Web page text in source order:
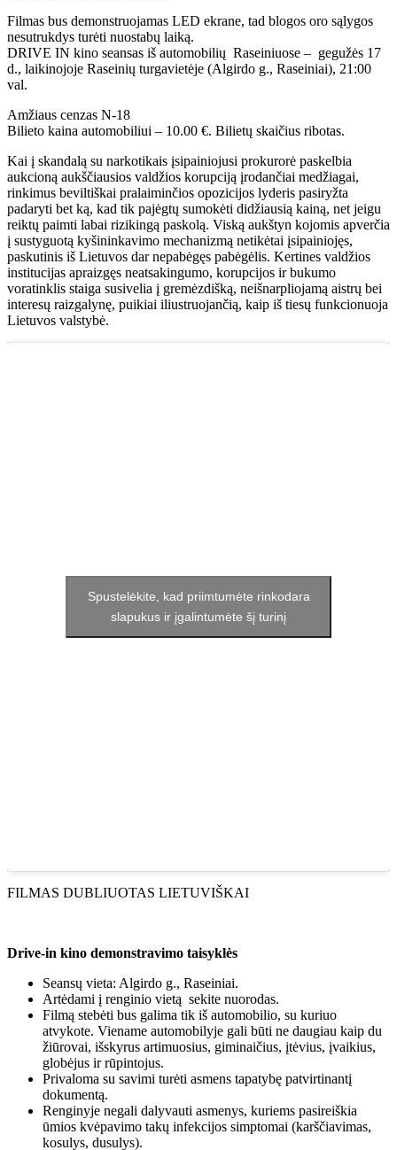
Filmas bus demonstruojamas LED ekrane, tad blogos oro sąlygos
nesutrukdys turėti nuostabų laiką.
DRIVE IN kino seansas iš automobilių Raseiniuose – gegužės 17
d., laikinojoje Raseinių turgavietėje (Algirdo g., Raseiniai), 21:00
val.
Amžiaus cenzas N-18
Bilieto kaina automobiliui – 10.00 €. Bilietų skaičius ribotas.
Kai į skandalą su narkotikais įsipainiojusi prokurorė paskelbia
aukcioną aukščiausios valdžios korupciją įrodančiai medžiagai,
rinkimus beviltiškai pralaiminčios opozicijos lyderis pasiryžta
padaryti bet ką, kad tik pajėgtų sumokėti didžiausią kainą, net jeigu
reiktų paimti labai rizikingą paskolą. Viską aukštyn kojomis apverčia
į sustyguotą kyšininkavimo mechanizmą netikėtai įsipainiojęs,
paskutinis iš Lietuvos dar nepabėgęs pabėgėlis. Kertines valdžios
institucijas apraizgęs neatsakingumo, korupcijos ir bukumo
voratinklis staiga susivelia į gremėzdišką, neišnarpliojamą aistrų bei
interesų raizgalynę, puikiai iliustruojančią, kaip iš tiesų funkcionuoja
Lietuvos valstybė.
Spustelėkite, kad priimtumėte rinkodara
slapukus ir įgalintumėte šį turinį
FILMAS DUBLIUOTAS LIETUVIŠKAI
Drive-in kino demonstravimo taisyklės
Seansų vieta: Algirdo g., Raseiniai.
Artėdami į renginio vietą sekite nuorodas.
Filmą stebėti bus galima tik iš automobilio, su kuriuo
atvykote. Viename automobilyje gali būti ne daugiau kaip du
žiūrovai, išskyrus artimuosius, giminaičius, įtėvius, įvaikius,
globėjus ir rūpintojus.
Privaloma su savimi turėti asmens tapatybę patvirtinantį
dokumentą.
Renginyje negali dalyvauti asmenys, kuriems pasireiškia
ūmios kvėpavimo takų infekcijos simptomai (karščiavimas,
kosulys, dusulys).